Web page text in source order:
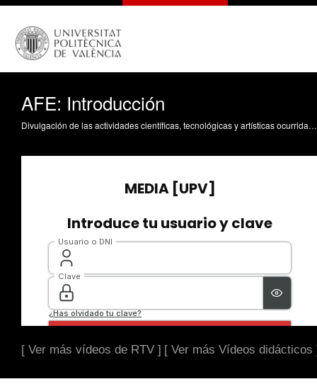
AFE: Introducción
Divulgación de las actividades científicas, tecnológicas y artísticas ocurridas en los tres campus de la UPV
[ Ver más vídeos de RTV ] [ Ver más Vídeos didácticos